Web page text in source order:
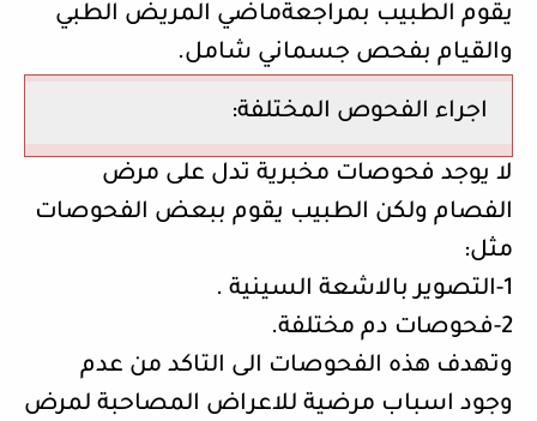
يقوم الطبيب بمراجعةماضي المريض الطبي
والقيام بفحص جسماني شامل.
اجراء الفحوص المختلفة:
لا يوجد فحوصات مخبرية تدل على مرض
الفصام ولكن الطبيب يقوم ببعض الفحوصات
مثل:
1-التصوير بالاشعة السينية .
2-فحوصات دم مختلفة.
وتهدف هذه الفحوصات الى التاكد من عدم
وجود اسباب مرضية للاعراض المصاحبة لمرض